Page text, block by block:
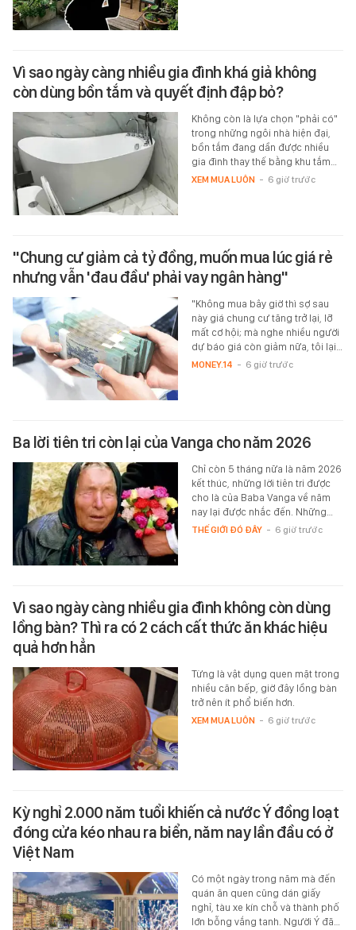
Vì sao ngày càng nhiều gia đình khá giả không
còn dùng bồn tắm và quyết định đập bỏ?
Không còn là lựa chọn "phải có"
trong những ngôi nhà hiện đại,
bồn tắm đang dần được nhiều
gia đình thay thế bằng khu tắm…
XEM MUA LUÔN - 6 giờ trước
"Chung cư giảm cả tỷ đồng, muốn mua lúc giá rẻ
nhưng vẫn 'đau đầu' phải vay ngân hàng"
"Không mua bây giờ thì sợ sau
này giá chung cư tăng trở lại, lỡ
mất cơ hội; mà nghe nhiều người
dự báo giá còn giảm nữa, tôi lại…
MONEY.14 - 6 giờ trước
Ba lời tiên tri còn lại của Vanga cho năm 2026
Chỉ còn 5 tháng nữa là năm 2026
kết thúc, những lời tiên tri được
cho là của Baba Vanga về năm
nay lại được nhắc đến. Những…
THẾ GIỚI ĐÓ ĐÂY - 6 giờ trước
Vì sao ngày càng nhiều gia đình không còn dùng
lồng bàn? Thì ra có 2 cách cất thức ăn khác hiệu
quả hơn hẳn
Từng là vật dụng quen mặt trong
nhiều căn bếp, giờ đây lồng bàn
trở nên ít phổ biến hơn.
XEM MUA LUÔN - 6 giờ trước
Kỳ nghỉ 2.000 năm tuổi khiến cả nước Ý đồng loạt
đóng cửa kéo nhau ra biển, năm nay lần đầu có ở
Việt Nam
Có một ngày trong năm mà đến
quán ăn quen cũng dán giấy
nghỉ, tàu xe kín chỗ và thành phố
lớn bỗng vắng tanh. Người Ý đã…